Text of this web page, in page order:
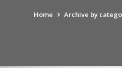
Home Archive by